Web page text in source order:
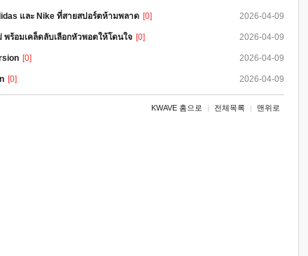
และ Nike ที่สายสปอร์ตห้ามพลาด [0] 2026-04-09
พร้อมเคล็ดลับเลือกหัวพอตให้โดนใจ [0] 2026-04-09
[0] 2026-04-09
[0] 2026-04-09
KWAVE 홈으로 | 전체목록 | 맨위로